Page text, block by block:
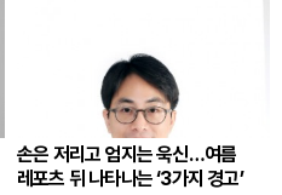
손은 저리고 엄지는 욱신…여름
레포츠 뒤 나타나는 ‘3가지 경고’